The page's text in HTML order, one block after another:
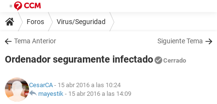
Foros Virus/Seguridad
Tema Anterior Siguiente Tema
Ordenador seguramente infectado Cerrado
CesarCA- 15 abr 2016 a las 10:24
mayestik - 15 abr 2016 a las 14:09